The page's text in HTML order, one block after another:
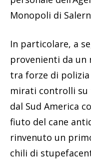
Monopoli di
In particolare, a
provenienti da
tra forze di
mirati controlli
dal Sud America
fiuto del cane
rinvenuto un
chili di